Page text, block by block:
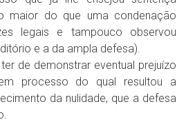
maior do que uma condenação
legais e tampouco observou
e a da ampla defesa).
de demonstrar eventual prejuízo
processo do qual resultou a
da nulidade, que a defesa